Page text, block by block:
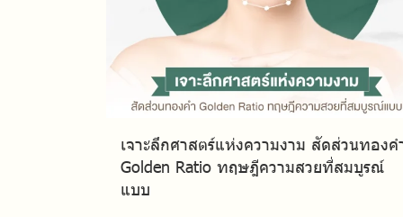
เจาะลึกศาสตร์แห่งความงาม สัดส่วนทองค
Golden Ratio ทฤษฎีความสวยที่สมบูรณ์
แบบ